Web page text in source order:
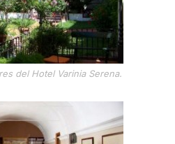
del Hotel Varinia Serena.